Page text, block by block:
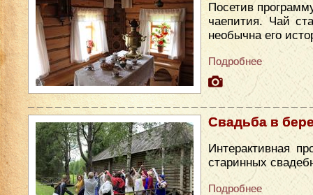
Посетив
чаепития. Чай
необычна его
Подробнее
Свадьба в
Интерактивная
старинных
Подробнее